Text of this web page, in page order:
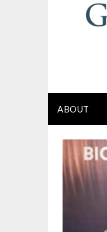
ABOUT